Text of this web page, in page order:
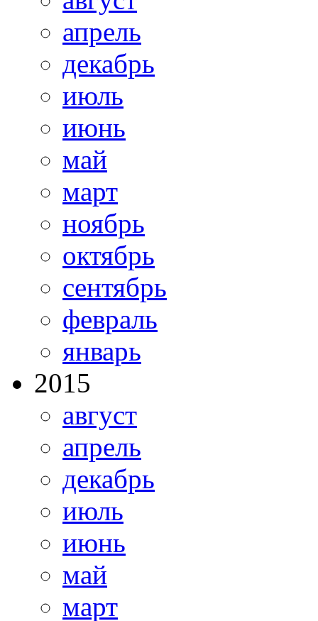
апрель
декабрь
июль
июнь
май
март
ноябрь
октябрь
сентябрь
февраль
январь
2015
август
апрель
декабрь
июль
июнь
май
март